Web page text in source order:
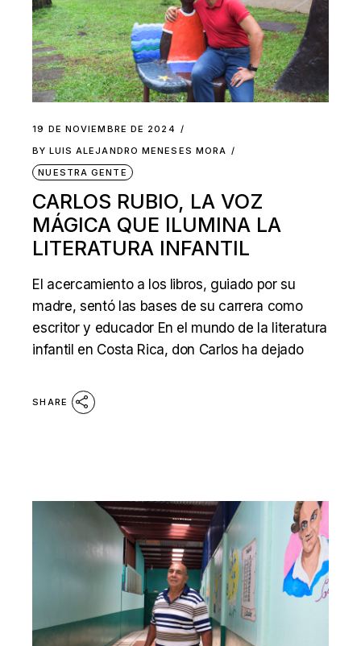
19 DE NOVIEMBRE DE 2024
BY LUIS ALEJANDRO MENESES MORA
NUESTRA GENTE
CARLOS RUBIO, LA VOZ
MÁGICA QUE ILUMINA LA
LITERATURA INFANTIL
El acercamiento a los libros, guiado por su
madre, sentó las bases de su carrera como
escritor y educador En el mundo de la literatura
infantil en Costa Rica, don Carlos ha dejado
SHARE